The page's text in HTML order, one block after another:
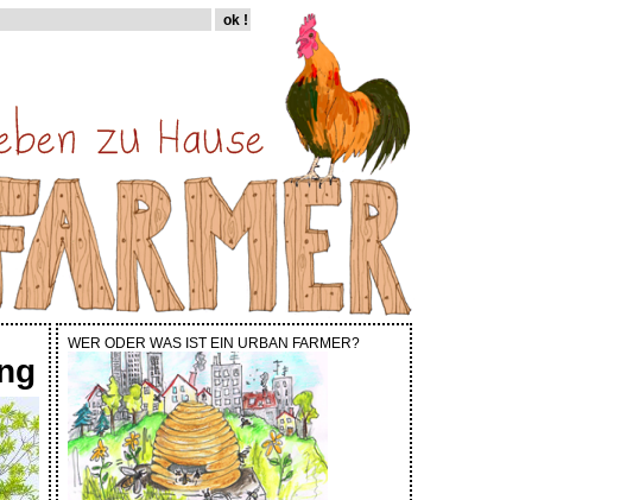
WER ODER WAS IST EIN URBAN FARMER?